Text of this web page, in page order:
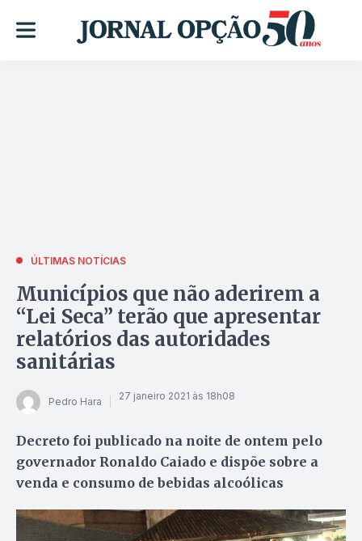
ÚLTIMAS NOTÍCIAS
Municípios que não aderirem a
“Lei Seca” terão que apresentar
relatórios das autoridades
sanitárias
Pedro Hara 27 janeiro 2021 às 18h08
Decreto foi publicado na noite de ontem pelo
governador Ronaldo Caiado e dispõe sobre a
venda e consumo de bebidas alcoólicas